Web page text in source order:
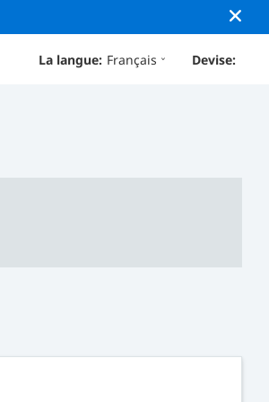
La langue: Français Devise: